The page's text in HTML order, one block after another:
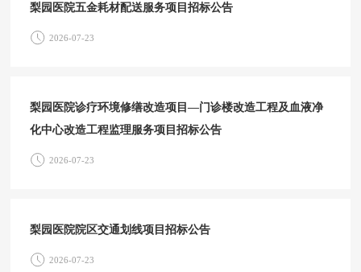
梨园医院五金耗材配送服务项目招标公告
2026-07-23
梨园医院诊疗环境修缮改造项目—门诊楼改造工程及血液净
化中心改造工程监理服务项目招标公告
2026-07-23
梨园医院院区交通划线项目招标公告
2026-07-23